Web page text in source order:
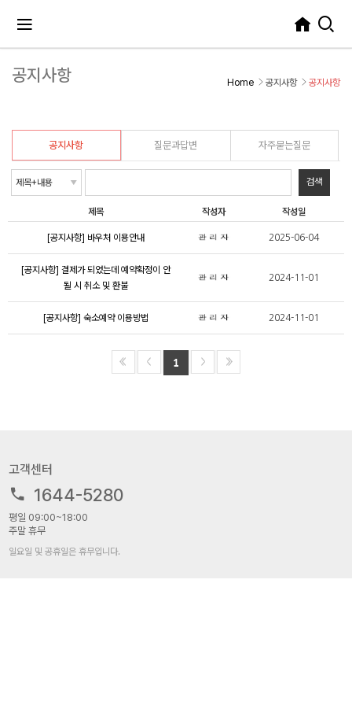
공지사항 Home 공지사항 공지사항
공지사항 질문과답변 자주묻는질문
제목 작성자 작성일
[공지사항] 바우처 이용안내 2025-06-04
[공지사항] 결제가 되었는데 예약확정이 안
될 시 취소 및 환불
2024-11-01
[공지사항] 숙소예약 이용방법 2024-11-01
1
고객센터
1644-5280
평일 09:00~18:00
주말 휴무
일요일 및 공휴일은 휴무입니다.